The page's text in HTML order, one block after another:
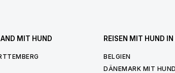
MIT HUND REISEN MIT HUND IN
BELGIEN
DÄNEMARK MIT HUND